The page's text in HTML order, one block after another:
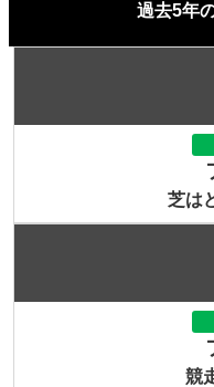
過去5年
芝は
競